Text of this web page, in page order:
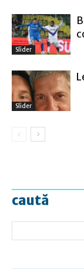
Slider
Slider
caută